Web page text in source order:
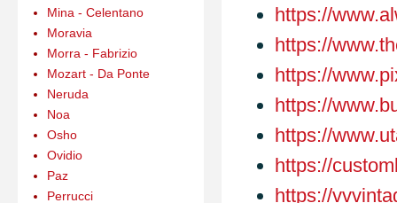
https://
https://
https://
https://
https://
https://
https://
Mina - Celentano
Moravia
Morra - Fabrizio
Mozart - Da Ponte
Neruda
Noa
Osho
Ovidio
Paz
Perrucci